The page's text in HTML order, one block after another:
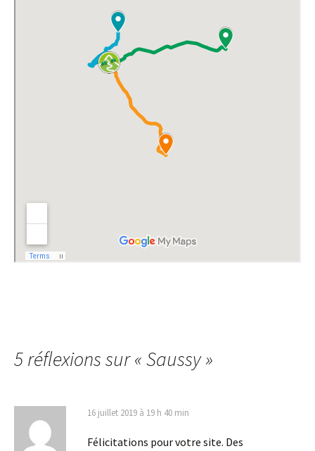
5 réflexions sur «Saussy»
16 juillet 2019 à 19 h 40 min
Félicitations pour votre site. Des